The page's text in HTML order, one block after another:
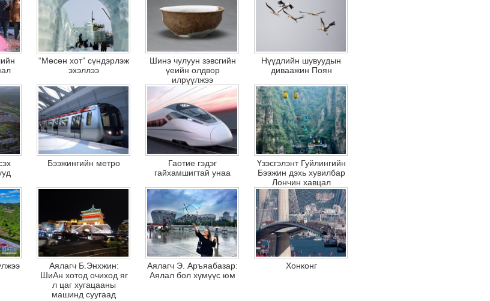
“Мөсөн хот” сүндэрлэж
эхэллээ
Шинэ чулуун зэвсгийн
үеийн олдвор
илрүүлжээ
Нүүдлийн шувуудын
диваажин Поян
Бээжингийн метро
Гаотие гэдэг
гайхамшигтай унаа
Үзэсгэлэнт Гуйлингийн
Бээжин дэхь хувилбар
Лончин хавцал
Аялагч Б.Энхжин:
ШиАн хотод очиход яг
л цаг хугацааны
машинд суугаад
Аялагч Э. Аръяабазар:
Аялал бол хүмүүс юм
Хонконг